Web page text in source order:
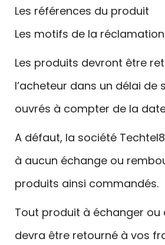
Les références du produit
Les motifs de la réclamation
Les produits devront être
l’acheteur dans un délai de
ouvrés à compter de la
A défaut, la société
à aucun échange ou
produits ainsi commandés.
Tout produit à échanger ou
devra être retourné à vos